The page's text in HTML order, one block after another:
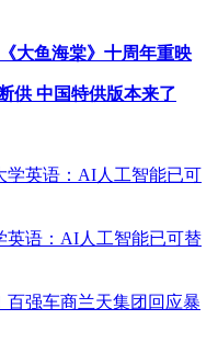
大鱼海棠》十周年重映
供 中国特供版本来了
英语：AI人工智能已可替